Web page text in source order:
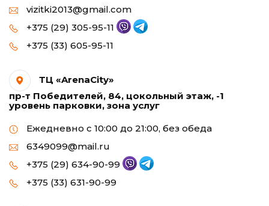
vizitki2013@gmail.com
+375 (29) 305-95-11
+375 (33) 605-95-11
ТЦ «ArenaCity»
пр-т Победителей, 84, цокольный этаж, -1
уровень парковки, зона услуг
Ежедневно с 10:00 до 21:00, без обеда
6349099@mail.ru
+375 (29) 634-90-99
+375 (33) 631-90-99